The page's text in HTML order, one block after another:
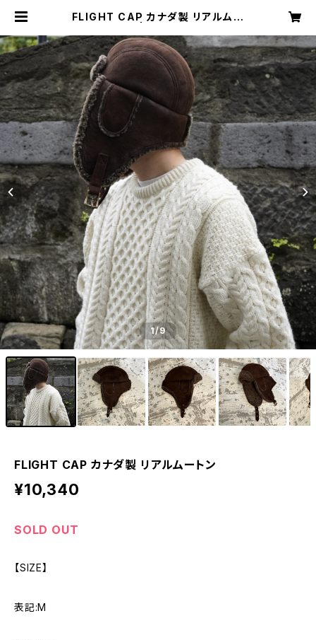
FLIGHT CAP カナダ製 リアルムー
1/9
FLIGHT CAP カナダ製 リアルムートン
¥10,340
SOLD OUT
【SIZE】
表記:M